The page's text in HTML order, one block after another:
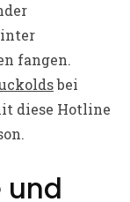
fangen.
bei
diese Hotline
und